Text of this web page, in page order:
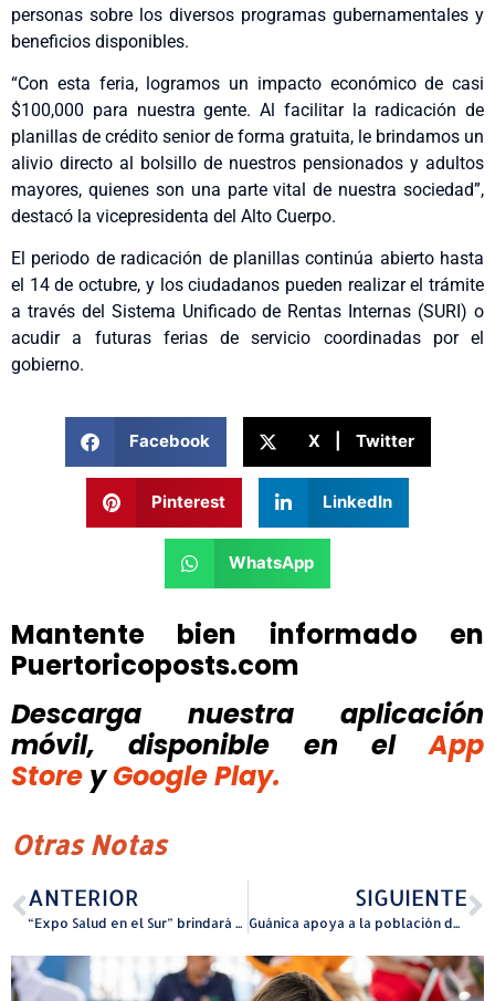
personas sobre los diversos programas gubernamentales y
beneficios disponibles.
“Con esta feria, logramos un impacto económico de casi
$100,000 para nuestra gente. Al facilitar la radicación de
planillas de crédito senior de forma gratuita, le brindamos un
alivio directo al bolsillo de nuestros pensionados y adultos
mayores, quienes son una parte vital de nuestra sociedad”,
destacó la vicepresidenta del Alto Cuerpo.
El periodo de radicación de planillas continúa abierto hasta
el 14 de octubre, y los ciudadanos pueden realizar el trámite
a través del Sistema Unificado de Rentas Internas (SURI) o
acudir a futuras ferias de servicio coordinadas por el
gobierno.
Facebook X | Twitter
Pinterest LinkedIn
WhatsApp
Mantente bien informado en
Puertoricoposts.com
Descarga nuestra aplicación
móvil, disponible
en el
App
Store y Google Play.
Otras Notas
ANTERIOR
“Expo Salud en el Sur” brindará acceso gratuito a dermatología especializada y una amplia gama de servicios integrales de salud
SIGUIENTE
Guánica apoya a la población de bajos recursos con radicación de la Planilla Senior sin costo